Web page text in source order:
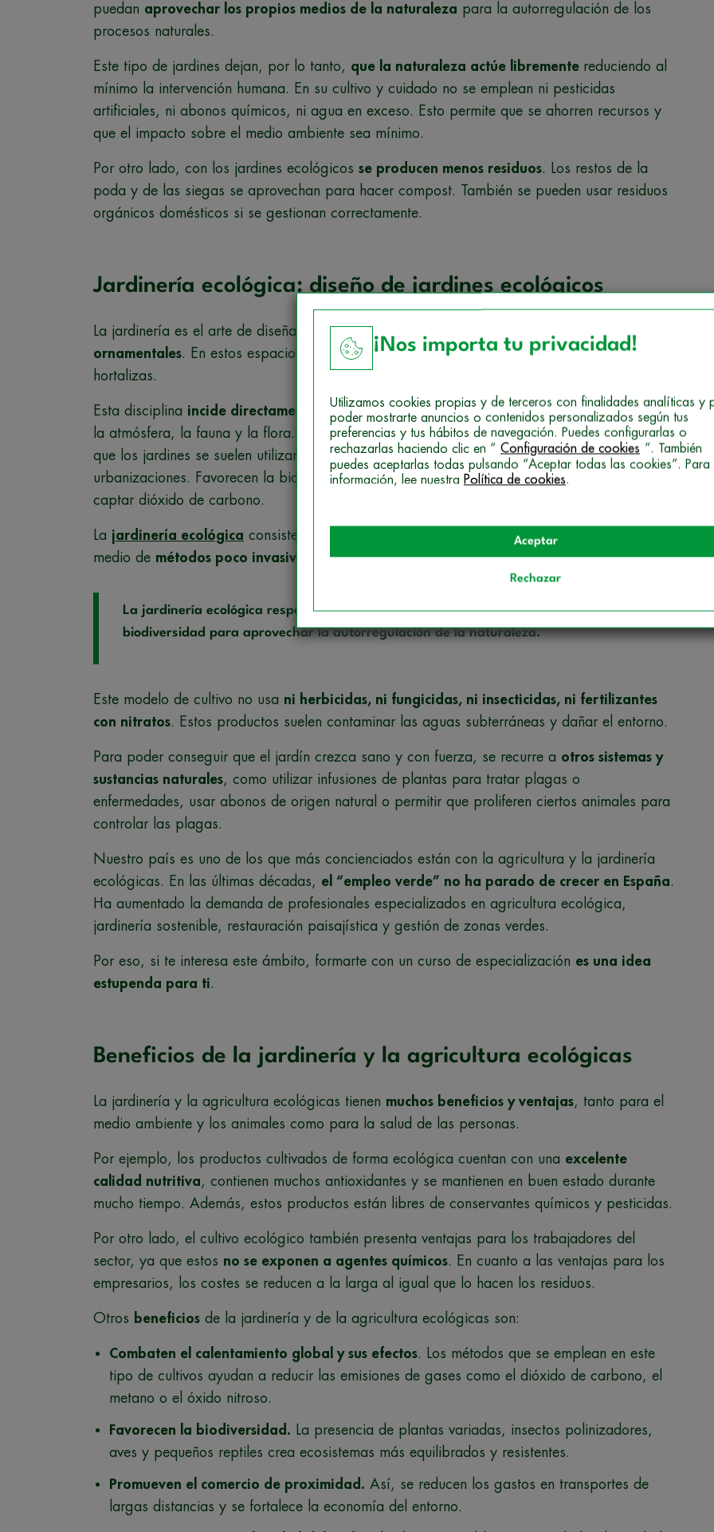
puedan aprovechar los propios medios de la naturaleza para la autorregulación de los
procesos naturales.
Este tipo de jardines dejan, por lo tanto, que la naturaleza actúe libremente reduciendo al
mínimo la intervención humana. En su cultivo y cuidado no se emplean ni pesticidas
artificiales, ni abonos químicos, ni agua en exceso. Esto permite que se ahorren recursos y
que el impacto sobre el medio ambiente sea mínimo.
Por otro lado, con los jardines ecológicos se producen menos residuos. Los restos de la
poda y de las siegas se aprovechan para hacer compost. También se pueden usar residuos
orgánicos domésticos si se gestionan correctamente.
Jardinería ecológica: diseño de jardines ecológicos
La jardinería es el arte de diseñar, planificar y crear espacios verdes normalmente con
ornamentales. En estos espacios se pueden cultivar flores, árboles, arbustos e incluso
hortalizas.
Esta disciplina incide directamente sobre el paisaje, pero también lo hace sobre el suelo,
la atmósfera, la fauna y la flora. Además, actúa como complemento a la arquitectura, ya
que los jardines se suelen utilizar para decorar los exteriores de casas, edificios y
urbanizaciones. Favorecen la biodiversidad, reducen el efecto isla de calor y ayudan a
captar dióxido de carbono.
La jardinería ecológica consiste en cultivar y cuidar plantas, flores, arbustos y árboles por
medio de métodos poco invasivos y sin utilizar productos artificiales.
La jardinería ecológica respeta el entorno natural y promueve la
biodiversidad para aprovechar la autorregulación de la naturaleza.
Este modelo de cultivo no usa ni herbicidas, ni fungicidas, ni insecticidas, ni fertilizantes
con nitratos. Estos productos suelen contaminar las aguas subterráneas y dañar el entorno.
Para poder conseguir que el jardín crezca sano y con fuerza, se recurre a otros sistemas y
sustancias naturales, como utilizar infusiones de plantas para tratar plagas o
enfermedades, usar abonos de origen natural o permitir que proliferen ciertos animales para
controlar las plagas.
Nuestro país es uno de los que más concienciados están con la agricultura y la jardinería
ecológicas. En las últimas décadas, el “empleo verde” no ha parado de crecer en España.
Ha aumentado la demanda de profesionales especializados en agricultura ecológica,
jardinería sostenible, restauración paisajística y gestión de zonas verdes.
Por eso, si te interesa este ámbito, formarte con un curso de especialización es una idea
estupenda para ti.
Beneficios de la jardinería y la agricultura ecológicas
La jardinería y la agricultura ecológicas tienen muchos beneficios y ventajas, tanto para el
medio ambiente y los animales como para la salud de las personas.
Por ejemplo, los productos cultivados de forma ecológica cuentan con una excelente
calidad nutritiva, contienen muchos antioxidantes y se mantienen en buen estado durante
mucho tiempo. Además, estos productos están libres de conservantes químicos y pesticidas.
Por otro lado, el cultivo ecológico también presenta ventajas para los trabajadores del
sector, ya que estos no se exponen a agentes químicos. En cuanto a las ventajas para los
empresarios, los costes se reducen a la larga al igual que lo hacen los residuos.
Otros beneficios de la jardinería y de la agricultura ecológicas son:
Combaten el calentamiento global y sus efectos. Los métodos que se emplean en este
tipo de cultivos ayudan a reducir las emisiones de gases como el dióxido de carbono, el
metano o el óxido nitroso.
Favorecen la biodiversidad. La presencia de plantas variadas, insectos polinizadores,
aves y pequeños reptiles crea ecosistemas más equilibrados y resistentes.
Promueven el comercio de proximidad. Así, se reducen los gastos en transportes de
largas distancias y se fortalece la economía del entorno.
¡Nos importa tu privacidad!
Utilizamos cookies propias y de terceros con finalidades analíticas y
poder mostrarte anuncios o contenidos personalizados según tus
preferencias y tus hábitos de navegación. Puedes configurarlas o
rechazarlas haciendo clic en “ Configuración de cookies ”. También
puedes aceptarlas todas pulsando “Aceptar todas las cookies”. Para
información, lee nuestra Política de cookies.
Aceptar
Rechazar